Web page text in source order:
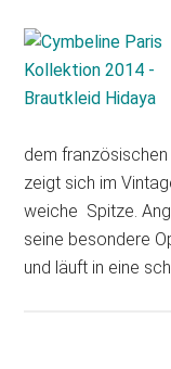
dem
zeigt sich im
weiche Spitze.
seine besondere
und läuft in eine